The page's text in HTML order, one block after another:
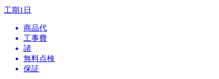
工期1日
商品代
工事費
諸
無料点検
保証